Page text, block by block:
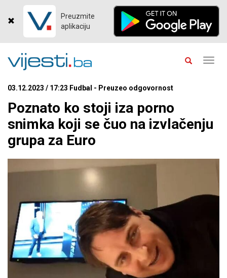
Preuzmite
aplikaciju
03.12.2023 / 17:23 Fudbal - Preuzeo odgovornost
Poznato ko stoji iza porno
snimka koji se čuo na izvlačenju
grupa za Euro